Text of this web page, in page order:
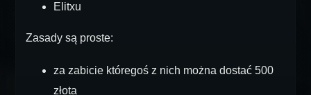
Elitxu
Zasady są proste:
za zabicie któregoś z nich można dostać 500
złota